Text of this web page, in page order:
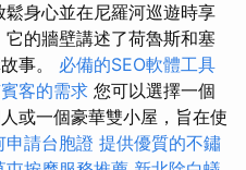
鬆身心並在尼羅河巡遊時享
的牆壁講述了荷魯斯和塞
事。 必備的SEO軟體工具
客的需求 您可以選擇一個
或一個豪華雙小屋，旨在使
申請台胞證 提供優質的不鏽